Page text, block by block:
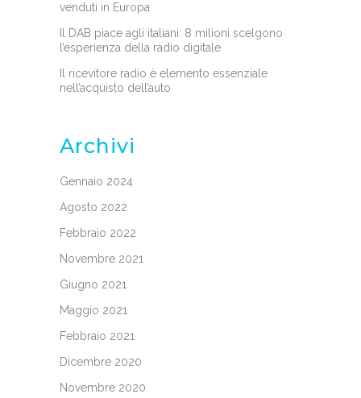
venduti in Europa
Il DAB piace agli italiani: 8 milioni scelgono
l’esperienza della radio digitale
Il ricevitore radio è elemento essenziale
nell’acquisto dell’auto
Archivi
Gennaio 2024
Agosto 2022
Febbraio 2022
Novembre 2021
Giugno 2021
Maggio 2021
Febbraio 2021
Dicembre 2020
Novembre 2020